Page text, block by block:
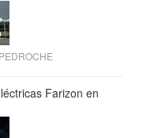
Farizon en